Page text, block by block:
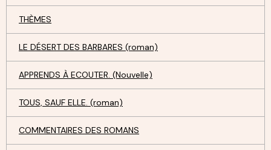
THÈMES
LE DÉSERT DES BARBARES (roman)
APPRENDS À ECOUTER. (Nouvelle)
TOUS, SAUF ELLE. (roman)
COMMENTAIRES DES ROMANS